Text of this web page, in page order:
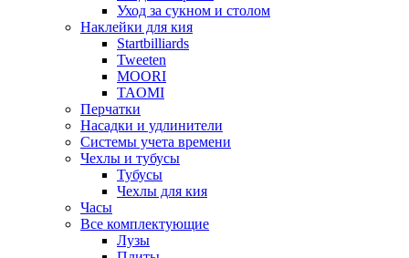
Уход за сукном и столом
Наклейки для кия
Startbilliards
Tweeten
MOORI
TAOMI
Перчатки
Насадки и удлинители
Системы учета времени
Чехлы и тубусы
Тубусы
Чехлы для кия
Часы
Все комплектующие
Лузы